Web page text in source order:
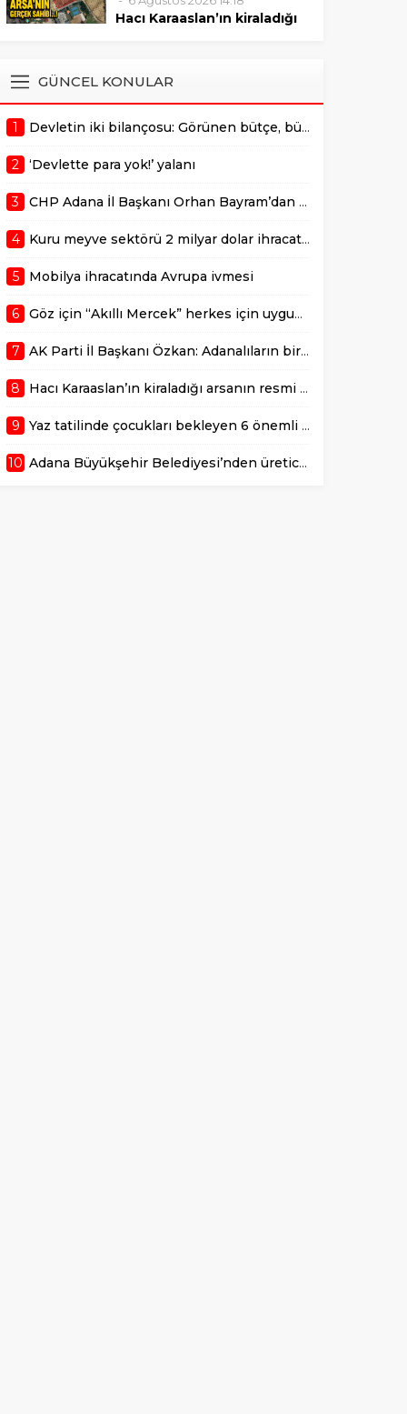
sonrasında verilmelidir."
Mustafa Özkan, Çukurova’da
dair usulsüzlük şüphelerini
gündeme taşıdı. Özkan,
sürecin takipçisi olduklarını
Hacı Karaaslan’ın kiraladığı
ADANA –
geçtiğimiz günlerde
Adana Büyükşehir
bölgesindeki yaklaşık 7,5
kiralanmasına ilişkin yeni
söz konusu...
GÜNCEL KONULAR
1 Devletin iki bilançosu: Görünen bütçe, bütçe dışı riskler ve hazineyi bekleyen yük
2 ‘Devlette para yok!’ yalanı
3 CHP Adana İl Başkanı Orhan Bayram’dan AK Parti İl Başkanı Mustafa Özkan’a cevap!
4 Kuru meyve sektörü 2 milyar dolar ihracat hedefi için Ankara’dan destek istedi
5 Mobilya ihracatında Avrupa ivmesi
6 Göz için “Akıllı Mercek” herkes için uygun mu?
7 AK Parti İl Başkanı Özkan: Adanalıların bir metrekare malını kimseye yedirmeyiz!
8 Hacı Karaaslan’ın kiraladığı arsanın resmi kiracısı bakın kim çıktı!
9 Yaz tatilinde çocukları bekleyen 6 önemli sağlık riski!
10 Adana Büyükşehir Belediyesi’nden üreticiye 168 adet süt sağım makinesi